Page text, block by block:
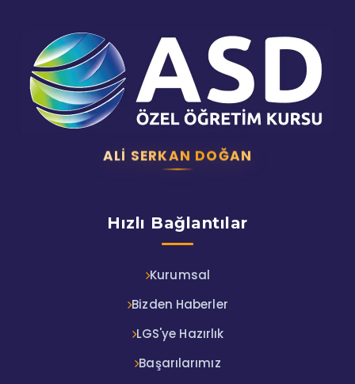
ALI SERKAN DOĞAN
Hızlı Bağlantılar
Kurumsal
Bizden Haberler
LGS'ye Hazırlık
Başarılarımız